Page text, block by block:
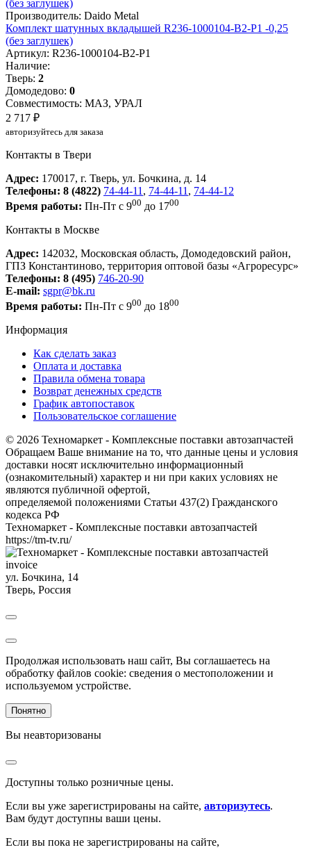
Производитель: Daido Metal
Комплект шатунных вкладышей R236-1000104-В2-Р1 -0,25
(без заглушек)
Артикул: R236-1000104-В2-Р1
Наличие:
Тверь: 2
Домодедово: 0
Совместимость: МАЗ, УРАЛ
2 717 ₽
авторизуйтесь для заказа
Контакты в Твери
Адрес: 170017, г. Тверь, ул. Бочкина, д. 14
Телефоны: 8 (4822) 74-44-11 , 74-44-11 , 74-44-12
Время работы: Пн-Пт с 900 до 1700
Контакты в Москве
Адрес: 142032, Московская область, Домодедовский район,
ГПЗ Константиново, территория оптовой базы «Агроресурс»
Телефоны: 8 (495) 746-20-90
E-mail: sgpr@bk.ru
Время работы: Пн-Пт с 900 до 1800
Информация
Как сделать заказ
Оплата и доставка
Правила обмена товара
Возврат денежных средств
График автопоставок
Пользовательское соглашение
© 2026 Техномаркет - Комплексные поставки автозапчастей
Обращаем Ваше внимание на то, что данные цены и условия
доставки носят исключительно информационный
(ознакомительный) характер и ни при каких условиях не
являются публичной офертой,
определяемой положениями Статьи 437(2) Гражданского
кодекса РФ
Техномаркет - Комплексные поставки автозапчастей
https://tm-tv.ru/
invoice
ул. Бочкина, 14
Тверь, Россия
Продолжая использовать наш сайт, Вы соглашаетесь на
обработку файлов cookie: сведения о местоположении и
используемом устройстве.
Понятно
Вы неавторизованы
Доступны только розничные цены.
Если вы уже зарегистрированы на сайте, авторизутесь.
Вам будут доступны ваши цены.
Если вы пока не зарегистрированы на сайте,